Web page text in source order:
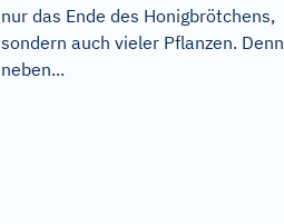
nur das Ende des Honigbrötchens,
sondern auch vieler Pflanzen. Denn
neben...